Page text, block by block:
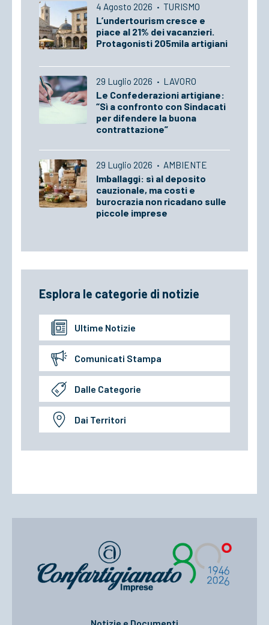
4 Agosto 2026 · TURISMO
L’undertourism cresce e
piace al 21% dei vacanzieri.
Protagonisti 205mila artigiani
29 Luglio 2026 · LAVORO
Le Confederazioni artigiane:
“Sì a confronto con Sindacati
per difendere la buona
contrattazione”
29 Luglio 2026 · AMBIENTE
Imballaggi: sì al deposito
cauzionale, ma costi e
burocrazia non ricadano sulle
piccole imprese
Esplora le categorie di notizie
Ultime Notizie
Comunicati Stampa
Dalle Categorie
Dai Territori